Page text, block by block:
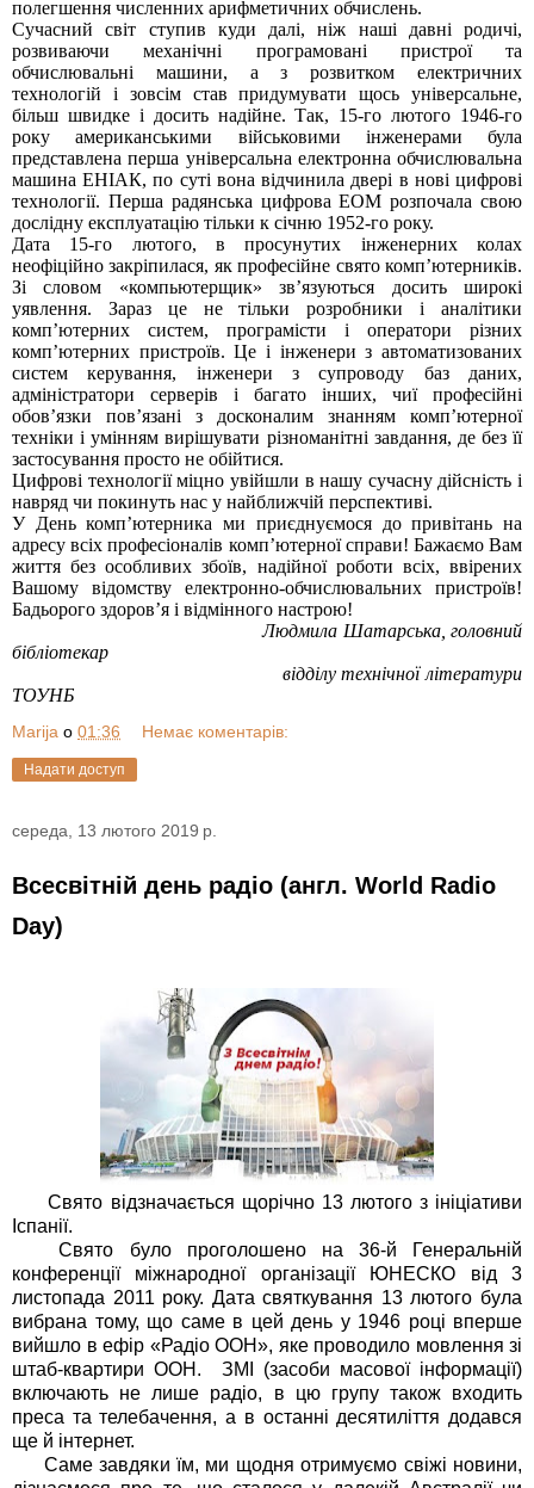
полегшення численних арифметичних обчислень.
Сучасний світ ступив куди далі, ніж наші давні родичі,
розвиваючи механічні програмовані пристрої та
обчислювальні машини, а з розвитком електричних
технологій і зовсім став придумувати щось універсальне,
більш швидке і досить надійне. Так, 15-го лютого 1946-го
року американськими військовими інженерами була
представлена перша універсальна електронна обчислювальна
машина ЕНІАК, по суті вона відчинила двері в нові цифрові
технології. Перша радянська цифрова ЕОМ розпочала свою
дослідну експлуатацію тільки к січню 1952-го року.
Дата 15-го лютого, в просунутих інженерних колах
неофіційно закріпилася, як професійне свято комп’ютерників.
Зі словом «компьютерщик» зв’язуються досить широкі
уявлення. Зараз це не тільки розробники і аналітики
комп’ютерних систем, програмісти і оператори різних
комп’ютерних пристроїв. Це і інженери з автоматизованих
систем керування, інженери з супроводу баз даних,
адміністратори серверів і багато інших, чиї професійні
обов’язки пов’язані з досконалим знанням комп’ютерної
техніки і умінням вирішувати різноманітні завдання, де без її
застосування просто не обійтися.
Цифрові технології міцно увійшли в нашу сучасну дійсність і
навряд чи покинуть нас у найближчій перспективі.
У День комп’ютерника ми приєднуємося до привітань на
адресу всіх професіоналів комп’ютерної справи! Бажаємо Вам
життя без особливих збоїв, надійної роботи всіх, ввірених
Вашому відомству електронно-обчислювальних пристроїв!
Бадьорого здоров’я і відмінного настрою!
Людмила Шатарська, головний
бібліотекар
відділу технічної літератури
ТОУНБ
Marija о 01:36 Немає коментарів:
Надати доступ
середа, 13 лютого 2019 р.
Всесвітній день радіо (англ. World Radio
Day)
Свято відзначається щорічно 13 лютого з ініціативи
Іспанії.
Свято було проголошено на 36-й Генеральній
конференції міжнародної організації ЮНЕСКО від 3
листопада 2011 року. Дата святкування 13 лютого була
вибрана тому, що саме в цей день у 1946 році вперше
вийшло в ефір «Радіо ООН», яке проводило мовлення зі
штаб-квартири ООН. ЗМІ (засоби масової інформації)
включають не лише радіо, в цю групу також входить
преса та телебачення, а в останні десятиліття додався
ще й інтернет.
Саме завдяки їм, ми щодня отримуємо свіжі новини,